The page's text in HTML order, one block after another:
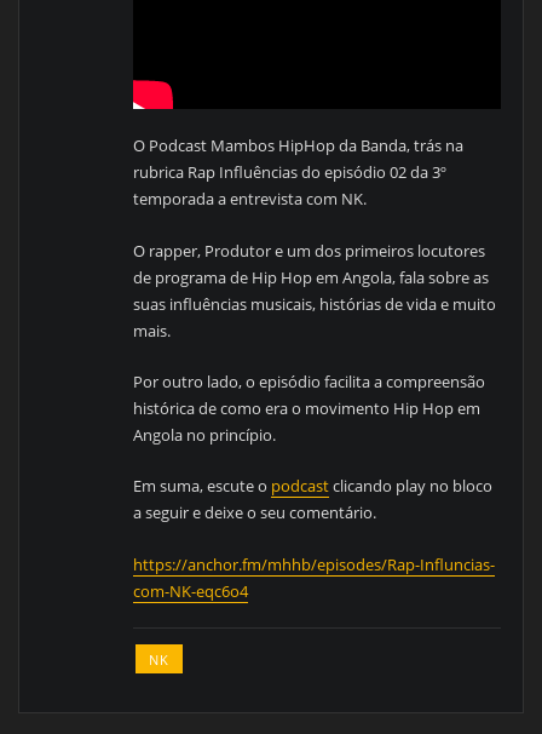
O Podcast Mambos HipHop da Banda, trás na
rubrica Rap Influências do episódio 02 da 3º
temporada a entrevista com NK.
O rapper, Produtor e um dos primeiros locutores
de programa de Hip Hop em Angola, fala sobre as
suas influências musicais, histórias de vida e muito
mais.
Por outro lado, o episódio facilita a compreensão
histórica de como era o movimento Hip Hop em
Angola no princípio.
Em suma, escute o podcastclicando play no bloco
a seguir e deixe o seu comentário.
https://anchor.fm/mhhb/episodes/Rap-Influncias-
com-NK-eqc6o4
NK